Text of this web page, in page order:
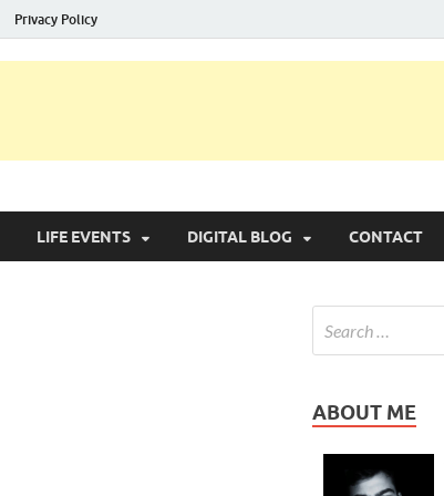
Privacy Policy
LIFE EVENTS DIGITAL BLOG CONTACT
ABOUT ME